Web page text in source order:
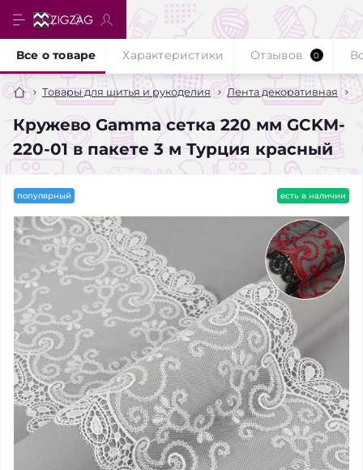
Товары для шитья и рукоделия Лента декоративная
Кружево Gamma сетка 220 мм GCKM-
220-01 в пакете 3 м Турция красный
Все о товаре Характеристики Отзывов 0
популярный есть в наличии